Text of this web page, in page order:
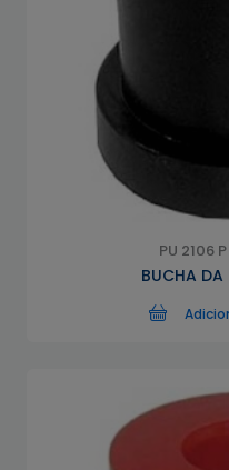
PU 2106
BUCHA DA